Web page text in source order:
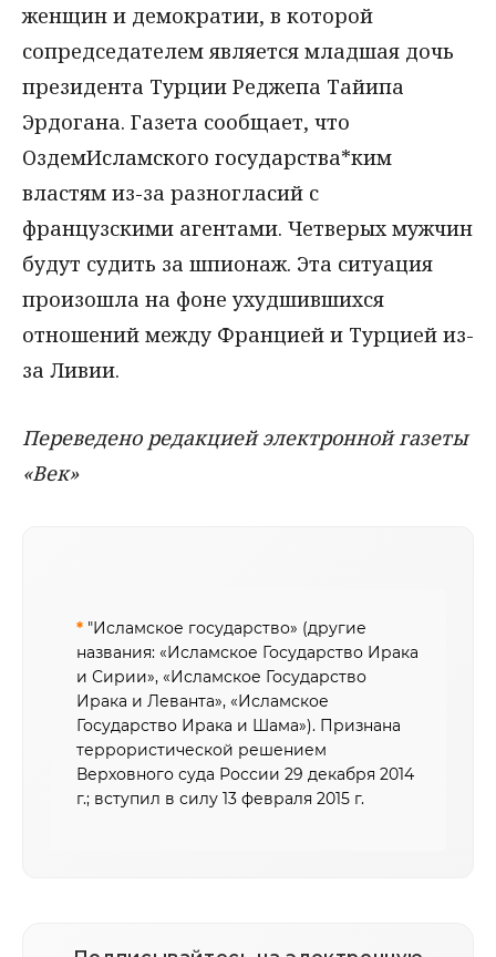
женщин и демократии, в которой
сопредседателем является младшая дочь
президента Турции Реджепа Тайипа
Эрдогана. Газета сообщает, что
ОздемИсламского государства*ким
властям из-за разногласий с
французскими агентами. Четверых мужчин
будут судить за шпионаж. Эта ситуация
произошла на фоне ухудшившихся
отношений между Францией и Турцией из-
за Ливии.
Переведено редакцией электронной газеты
«Век»
* "Исламское государство» (другие
названия: «Исламское Государство Ирака
и Сирии», «Исламское Государство
Ирака и Леванта», «Исламское
Государство Ирака и Шама»). Признана
террористической решением
Верховного суда России 29 декабря 2014
г.; вступил в силу 13 февраля 2015 г.